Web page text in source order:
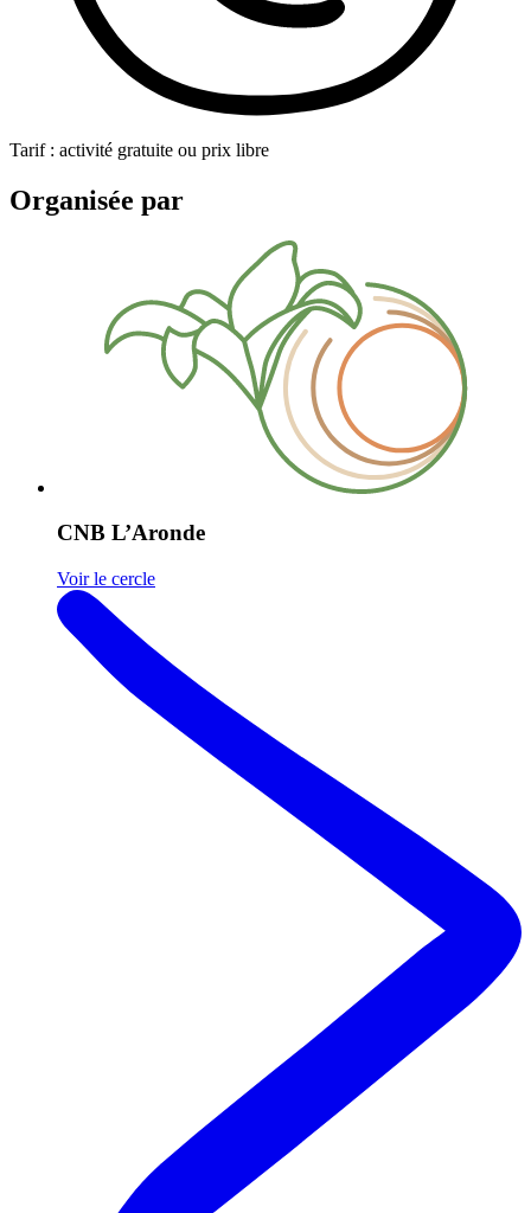
Tarif : activité gratuite ou prix libre
Organisée par
CNB L’Aronde
Voir le cercle